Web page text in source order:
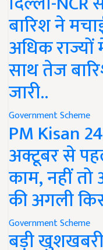
बारिश ने
अधिक
साथ तेज
जारी..
Government Scheme
PM Kisan
अक्टूबर से
काम, नहीं
की अगली
Government Scheme
बड़ी